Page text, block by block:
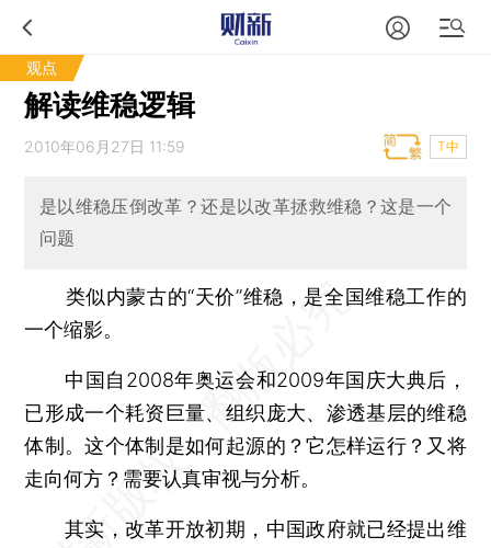
观点
解读维稳逻辑
2010年06月27日 11:59 T中
是以维稳压倒改革？还是以改革拯救维稳？这是一个
问题
类似内蒙古的“天价”维稳，是全国维稳工作的
一个缩影。
中国自2008年奥运会和2009年国庆大典后，
已形成一个耗资巨量、组织庞大、渗透基层的维稳
体制。这个体制是如何起源的？它怎样运行？又将
走向何方？需要认真审视与分析。
其实，改革开放初期，中国政府就已经提出维